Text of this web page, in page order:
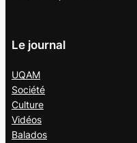
Le journal
UQAM
Société
Culture
Vidéos
Balados